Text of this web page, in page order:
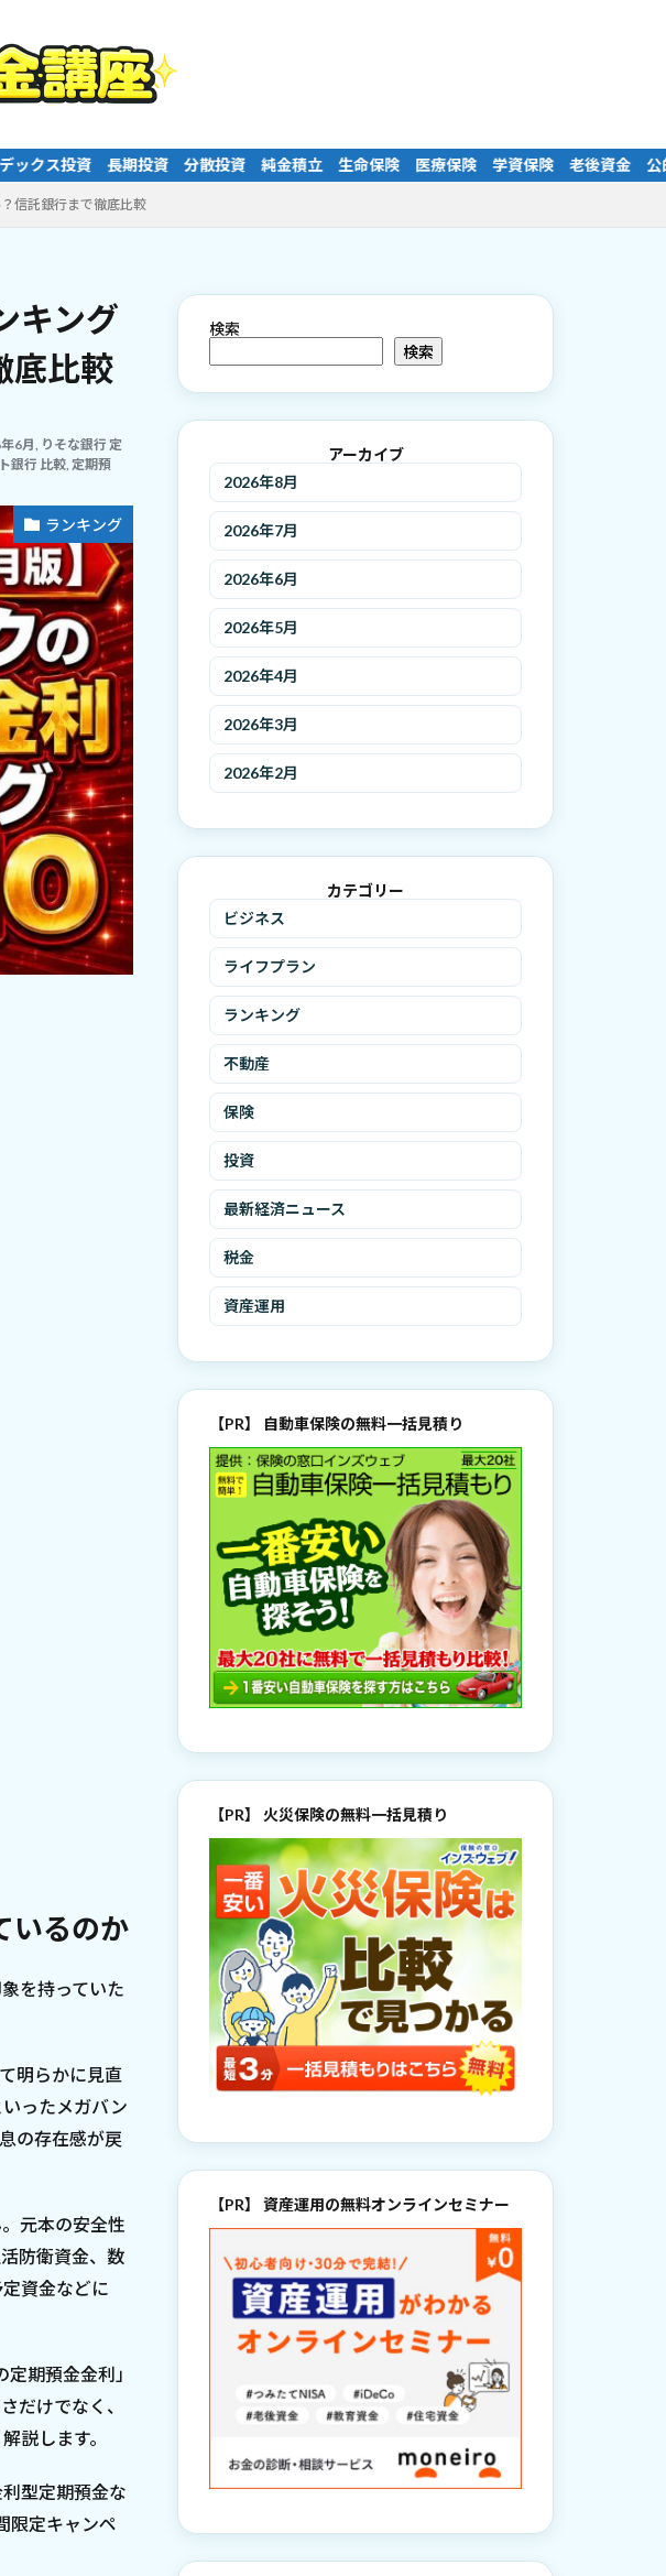
投資 純金積立 生命保険 医療保険 学資保険 老後資金 公的年金 厚生年金 国
信託銀行まで徹底比較
キング
底比較
6月, りそな銀行 定
銀行 比較, 定期預
ランキング
いるのか
を持っていた
明らかに見直
ったメガバン
の存在感が戻
元本の安全性
防衛資金、数
資金などに
期預金金利」
だけでなく、
説します。
型定期預金な
限定キャンペ
検索
検索
アーカイブ
2026年8月
2026年7月
2026年6月
2026年5月
2026年4月
2026年3月
2026年2月
カテゴリー
ビジネス
ライフプラン
ランキング
不動産
保険
投資
最新経済ニュース
税金
資産運用
【PR】 自動車保険の無料一括見積り
【PR】 火災保険の無料一括見積り
【PR】 資産運用の無料オンラインセミナー